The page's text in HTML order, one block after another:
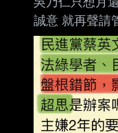
誠意 就再聲請
即時報導 台糖
億元欠款，8
示， 如果還是
台糖將再度聲
7月協商時，